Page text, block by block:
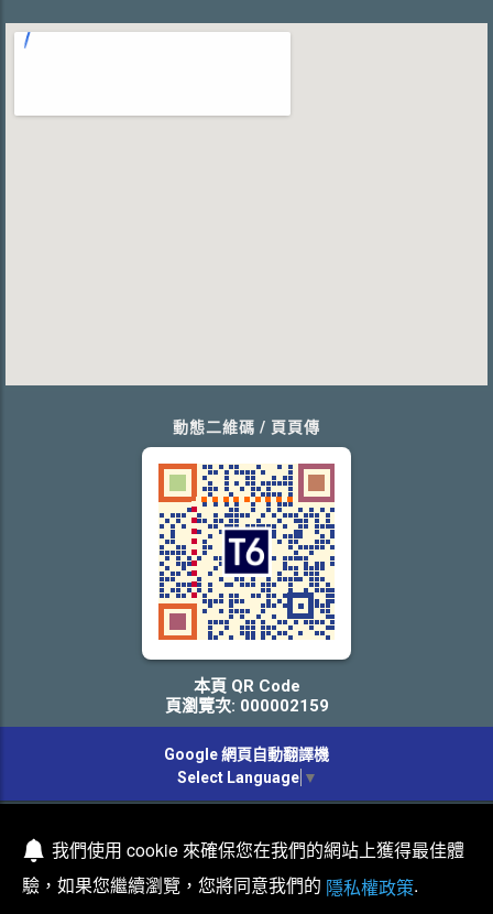
動態二維碼 / 頁頁傳
本頁 QR Code
頁瀏覽次: 000002159
Google 網頁自動翻譯機
Select Language ▼
我們使用 cookie 來確保您在我們的網站上獲得最佳體
驗，如果您繼續瀏覽，您將同意我們的 隱私權政策.